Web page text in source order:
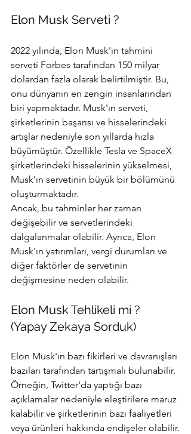
Elon Musk Serveti ?
2022 yılında, Elon Musk'ın tahmini
serveti Forbes tarafından 150 milyar
dolardan fazla olarak belirtilmiştir. Bu,
onu dünyanın en zengin insanlarından
biri yapmaktadır. Musk'ın serveti,
şirketlerinin başarısı ve hisselerindeki
artışlar nedeniyle son yıllarda hızla
büyümüştür. Özellikle Tesla ve SpaceX
şirketlerindeki hisselerinin yükselmesi,
Musk'ın servetinin büyük bir bölümünü
oluşturmaktadır.
Ancak, bu tahminler her zaman
değişebilir ve servetlerindeki
dalgalanmalar olabilir. Ayrıca, Elon
Musk'ın yatırımları, vergi durumları ve
diğer faktörler de servetinin
değişmesine neden olabilir.
Elon Musk Tehlikeli mi ?
(Yapay Zekaya Sorduk)
Elon Musk'ın bazı fikirleri ve davranışları
bazıları tarafından tartışmalı bulunabilir.
Örneğin, Twitter'da yaptığı bazı
açıklamalar nedeniyle eleştirilere maruz
kalabilir ve şirketlerinin bazı faaliyetleri
veya ürünleri hakkında endişeler olabilir.